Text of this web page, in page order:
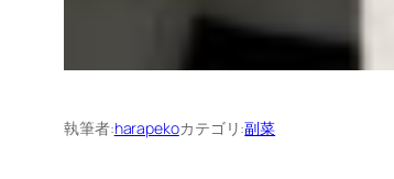
執筆者:harapekoカテゴリ:副菜